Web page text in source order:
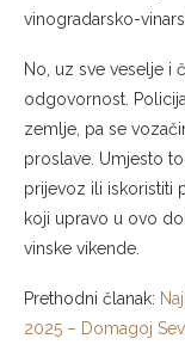
vinogradarsko-
No, uz sve veselje i
odgovornost.
zemlje, pa se
proslave. Umjesto
prijevoz ili iskoristiti
koji upravo u ovo
vinske vikende.
Prethodni članak:
2025 – Domagoj